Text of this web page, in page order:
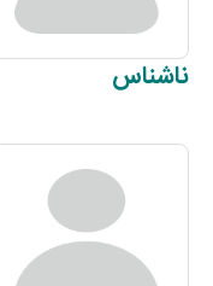
ناشناس